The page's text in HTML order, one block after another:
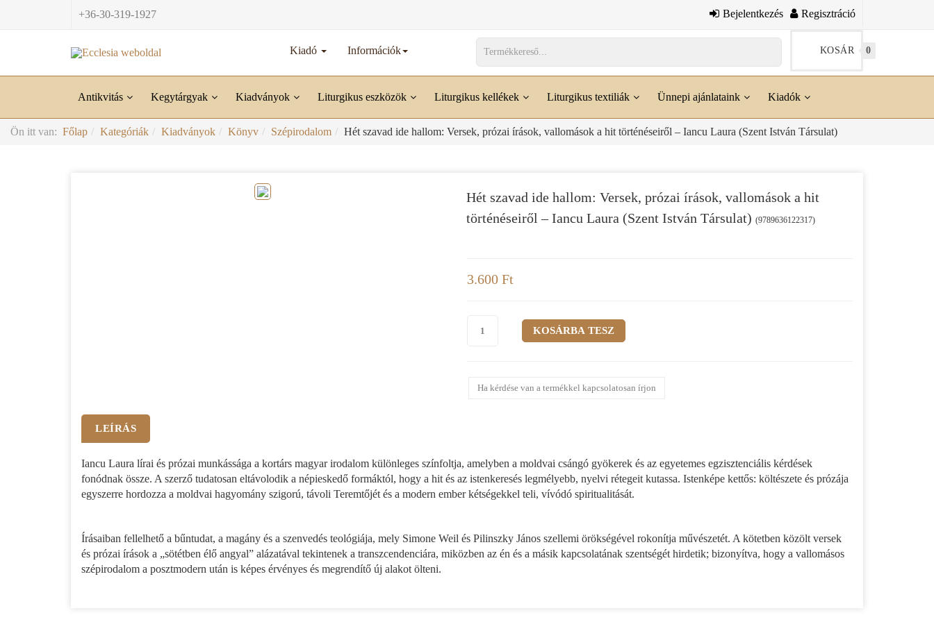
+36-30-319-1927 Bejelentkezés Regisztráció
Kiadó Információk KOSÁR 0
Antikvitás Kegytárgyak Kiadványok Liturgikus eszközök Liturgikus kellékek Liturgikus textiliák Ünnepi ajánlataink Kiadók
Ön itt van: Főlap Kategóriák Kiadványok Könyv Szépirodalom Hét szavad ide hallom: Versek, prózai írások, vallomások a hit történéseiről – Iancu Laura (Szent István Társulat)
Hét szavad ide hallom: Versek, prózai írások, vallomások a hit
történéseiről – Iancu Laura (Szent István Társulat) (9789636122317)
3.600 Ft
Ha kérdése van a termékkel kapcsolatosan írjon
LEÍRÁS
Iancu Laura lírai és prózai munkássága a kortárs magyar irodalom különleges színfoltja, amelyben a moldvai csángó gyökerek és az egyetemes egzisztenciális kérdések
fonódnak össze. A szerző tudatosan eltávolodik a népieskedő formáktól, hogy a hit és az istenkeresés legmélyebb, nyelvi rétegeit kutassa. Istenképe kettős: költészete és prózája
egyszerre hordozza a moldvai hagyomány szigorú, távoli Teremtőjét és a modern ember kétségekkel teli, vívódó spiritualitását.
Írásaiban fellelhető a bűntudat, a magány és a szenvedés teológiája, mely Simone Weil és Pilinszky János szellemi örökségével rokonítja művészetét. A kötetben közölt versek
és prózai írások a „sötétben élő angyal” alázatával tekintenek a transzcendenciára, miközben az én és a másik kapcsolatának szentségét hirdetik; bizonyítva, hogy a vallomásos
szépirodalom a posztmodern után is képes érvényes és megrendítő új alakot ölteni.